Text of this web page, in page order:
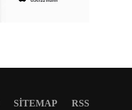
SITEMAP RSS